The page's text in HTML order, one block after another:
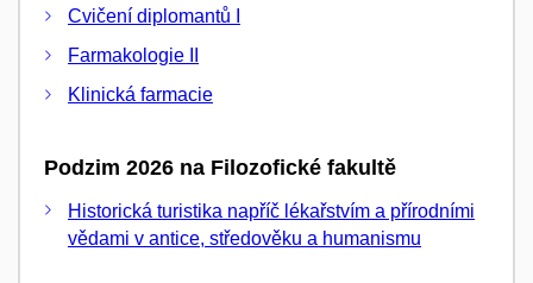
Cvičení diplomantů I
Farmakologie II
Klinická farmacie
Podzim 2026 na Filozofické fakultě
Historická turistika napříč lékařstvím a přírodními
vědami v antice, středověku a humanismu